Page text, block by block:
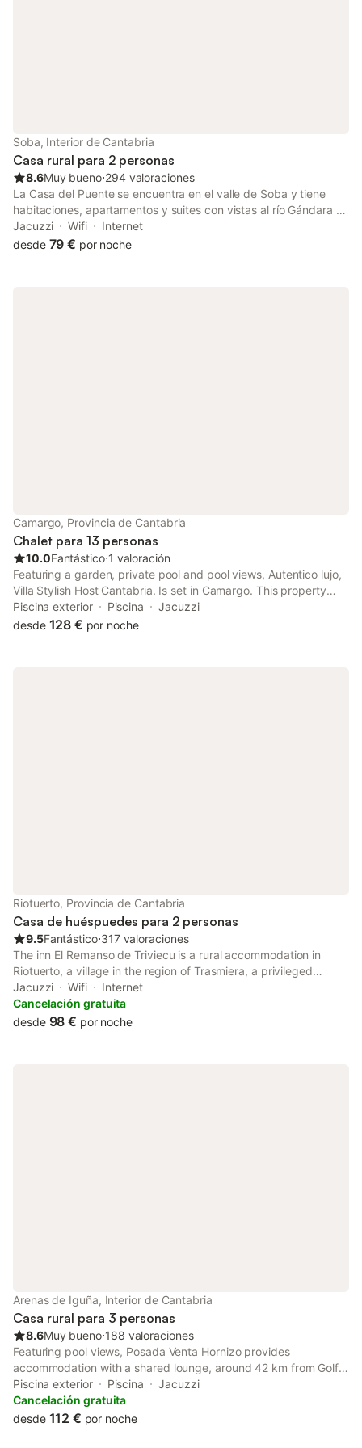
Soba, Interior de Cantabria
Casa rural para 2 personas
8.6Muy bueno⋅294 valoraciones
La Casa del Puente se encuentra en el valle de Soba y tiene
habitaciones, apartamentos y suites con vistas al río Gándara y
a las montañas. También ofrece acceso gratuito a un spa con
sauna y bañera de hidromasaje. Número de licencia: H9019
Jacuzzi Wifi
Internet
desde 79 € por noche
Camargo, Provincia de Cantabria
Chalet para 13 personas
10.0Fantástico⋅1 valoración
Featuring a garden, private pool and pool views, Autentico lujo,
Villa Stylish Host Cantabria. Is set in Camargo. This property
offers access to a balcony, free private parking and free WiFi.
Piscina exterior Piscina
Jacuzzi
desde 128 € por noche
Riotuerto, Provincia de Cantabria
Casa de huéspuedes para 2 personas
9.5Fantástico⋅317 valoraciones
The inn El Remanso de Triviecu is a rural accommodation in
Riotuerto, a village in the region of Trasmiera, a privileged
enclave surrounded by nature and just a few kilometres from
fantastic beaches, the Cabárceno Park and other tourist
attractions...
Jacuzzi Wifi
Internet
Cancelación gratuita
desde 98 € por noche
Arenas de Iguña, Interior de Cantabria
Casa rural para 3 personas
8.6Muy bueno⋅188 valoraciones
Featuring pool views, Posada Venta Hornizo provides
accommodation with a shared lounge, around 42 km from Golf
Abra del Pas. Boasting mountain views, a garden and a private
pool, this country house also includes free WiFi.
Piscina exterior Piscina
Jacuzzi
Cancelación gratuita
desde 112 € por noche